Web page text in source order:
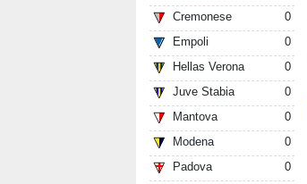
Cremonese
0
Empoli
0
Hellas Verona
0
Juve Stabia
0
Mantova
0
Modena
0
Padova
0